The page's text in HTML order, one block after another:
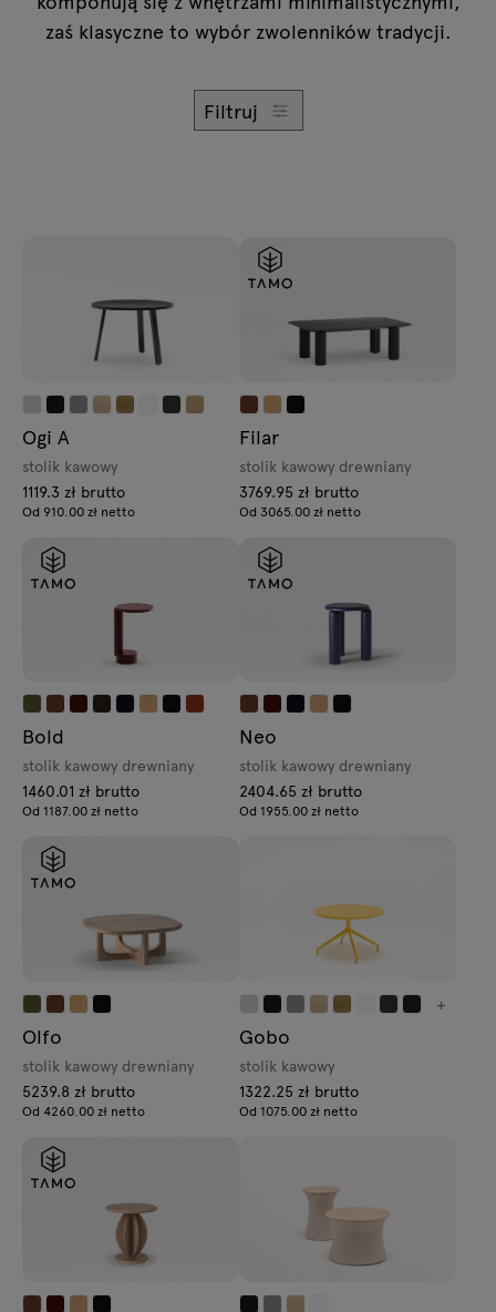
Lampy
Zapytania
zaś klasyczne to wybór zwolenników tradycji.
Filtruj
Ogi A
stolik kawowy
1119.3 zł brutto
Od 910.00 zł netto
Filar
stolik kawowy drewniany
3769.95 zł brutto
Od 3065.00 zł netto
Bold
stolik kawowy drewniany
1460.01 zł brutto
Od 1187.00 zł netto
Neo
stolik kawowy drewniany
2404.65 zł brutto
Od 1955.00 zł netto
Olfo
stolik kawowy drewniany
5239.8 zł brutto
Od 4260.00 zł netto
+
Gobo
stolik kawowy
1322.25 zł brutto
Od 1075.00 zł netto